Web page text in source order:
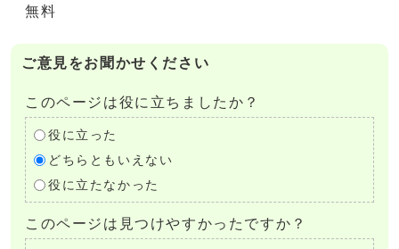
無料
ご意見をお聞かせください
このページは役に立ちましたか？
役に立った
どちらともいえない
役に立たなかった
このページは見つけやすかったですか？